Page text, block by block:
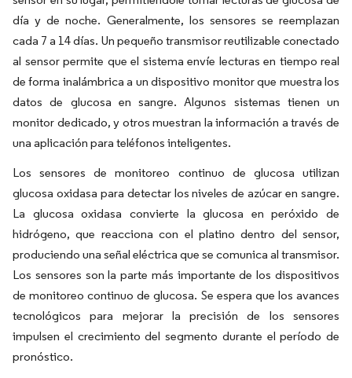
día y de noche. Generalmente, los sensores se reemplazan
cada 7 a 14 días. Un pequeño transmisor reutilizable conectado
al sensor permite que el sistema envíe lecturas en tiempo real
de forma inalámbrica a un dispositivo monitor que muestra los
datos de glucosa en sangre. Algunos sistemas tienen un
monitor dedicado, y otros muestran la información a través de
una aplicación para teléfonos inteligentes.
Los sensores de monitoreo continuo de glucosa utilizan
glucosa oxidasa para detectar los niveles de azúcar en sangre.
La glucosa oxidasa convierte la glucosa en peróxido de
hidrógeno, que reacciona con el platino dentro del sensor,
produciendo una señal eléctrica que se comunica al transmisor.
Los sensores son la parte más importante de los dispositivos
de monitoreo continuo de glucosa. Se espera que los avances
tecnológicos para mejorar la precisión de los sensores
impulsen el crecimiento del segmento durante el período de
pronóstico.